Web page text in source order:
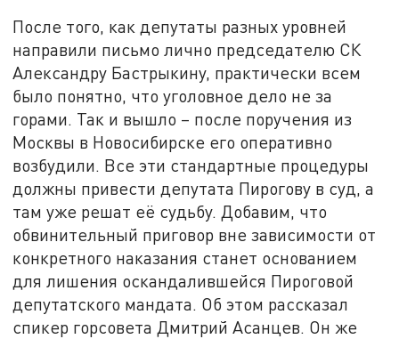
После того, как депутаты разных уровней
направили письмо лично председателю СК
Александру Бастрыкину, практически всем
было понятно, что уголовное дело не за
горами. Так и вышло – после поручения из
Москвы в Новосибирске его оперативно
возбудили. Все эти стандартные процедуры
должны привести депутата Пирогову в суд, а
там уже решат её судьбу. Добавим, что
обвинительный приговор вне зависимости от
конкретного наказания станет основанием
для лишения оскандалившейся Пироговой
депутатского мандата. Об этом рассказал
спикер горсовета Дмитрий Асанцев. Он же